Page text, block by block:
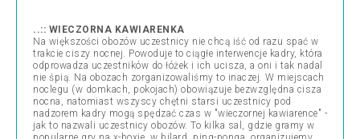
..:: WIECZORNA KAWIARENKA
Na większości obozów uczestnicy nie chcą iść od razu spać w
trakcie ciszy nocnej. Powoduje to ciągłe interwencje kadry, która
odprowadza uczestników do łóżek i ich ucisza, a oni i tak nadal
nie śpią. Na obozach zorganizowaliśmy to inaczej. W miejscach
noclegu (w domkach, pokojach) obowiązuje bezwzględna cisza
nocna, natomiast wszyscy chętni starsi uczestnicy pod
nadzorem kadry mogą spędzać czas w "wieczornej kawiarence" -
jak to nazwali uczestnicy obozów. To kilka sal, gdzie gramy w